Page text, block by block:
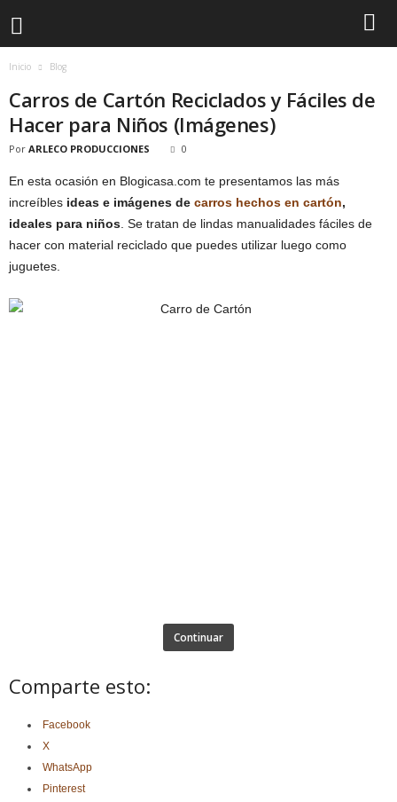
Inicio Blog
Carros de Cartón Reciclados y Fáciles de
Hacer para Niños (Imágenes)
Por ARLECO PRODUCCIONES 0
En esta ocasión en Blogicasa.com te presentamos las más
increíbles ideas e imágenes de carros hechos en cartón,
ideales para niños . Se tratan de lindas manualidades fáciles de
hacer con material reciclado que puedes utilizar luego como
juguetes.
Continuar
Comparte esto:
Facebook
X
WhatsApp
Pinterest